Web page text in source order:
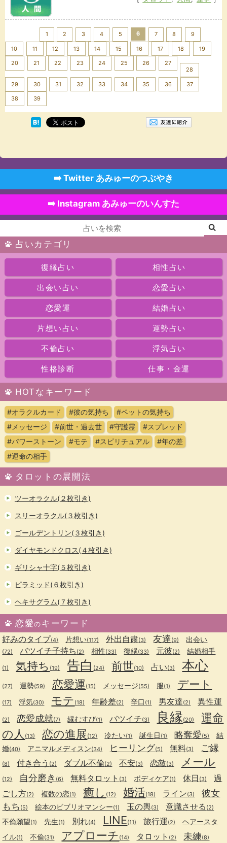
1 2 3 4 5 6 7 8 9
10 11 12 13 14 15 16 17 18 19
20 21 22 23 24 25 26
27
28
29 30 31 32 33 34 35 36 37
38 39
➡️ Twitter あみゅーのつぶやき
➡️ Instagram あみゅーのいんすた
占いカテゴリ
復縁占い 相性占い
出会い占い 恋愛占い
恋愛運 結婚占い
片想い占い 運勢占い
不倫占い 浮気占い
性格診断 仕事・金運
HOTなキーワード
#オラクルカード #彼の気持ち
#ペットの気持ち
#メッセージ
#前世・過去世 #守護霊
#スプレッド
#パワーストーン
#モテ #スピリチュアル
#年の差
#運命の相手
タロットの展開法
ツーオラクル(２枚引き)
スリーオラクル(３枚引き)
ゴールデントリン(３枚引き)
ダイヤモンドクロス(４枚引き)
ギリシャ十字(５枚引き)
ピラミッド(６枚引き)
ヘキサグラム(７枚引き)
恋愛のキーワード
好みのタイプ(4) 片想い(117) 外出自粛(3) 友達 (9) 出会い
(72) バツイチ子持ち (2) 相性(33) 復縁(33) 元彼(2) 結婚相手
(1) 気持ち (19) 告白 (24) 前世(10) 占い(3) 本心
(27) 運勢(59) 恋愛運 (15) メッセージ(55) 服(1) デート
(17) 浮気(30) モテ (18) 年齢差(2) 辛口 (1) 男友達(2) 異性運
(2) 恋愛成就(7) 縁むすび(1) バツイチ(3) 良縁(20)
運命
の人 (13) 恋の進展(12) 冷たい(1) 誕生日 (1) 略奪愛(5)
結
婚(40) アニマルメディスン(34) ヒーリング(5) 無料(3) ご縁
(8) 付き合う (2) ダブル不倫(2) 不安(3) 恋敵(3) メール
(12) 自分磨き (6) 無料タロット (3) ボディケア(1) 休日 (3)
過
ごし方(2) 複数の恋(1) 癒し (12) 婚活(18) ライン(3)
彼女
もち (5) 絵本のビブリオマンシー(1) 玉の輿(3) 意識させる (2)
不倫願望(1) 先生(1) 別れ(4) LINE(11) 旅行運(2)
ヘアースタ
イル(1) 不倫(31) アプローチ (14) タロット (2) 未練(8)